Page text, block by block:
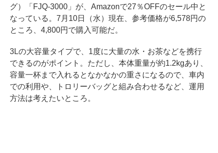
グ）「FJQ-3000」が、Amazonで27％OFFのセール中と
なっている。7月10日（水）現在、参考価格が6,578円の
ところ、4,800円で購入可能だ。
3Lの大容量タイプで、1度に大量の水・お茶などを携行
できるのがポイント。ただし、本体重量が約1.2kgあり、
容量一杯まで入れるとなかなかの重さになるので、車内
での利用や、トロリーバッグと組み合わせるなど、運用
方法は考えたいところ。